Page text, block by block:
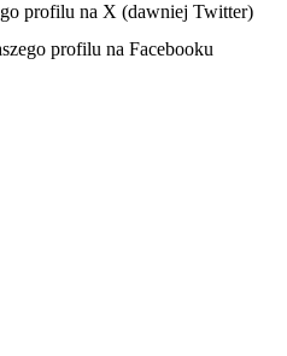
profilu na X (dawniej Twitter)
w nowej karcieprofilu na Facebooku